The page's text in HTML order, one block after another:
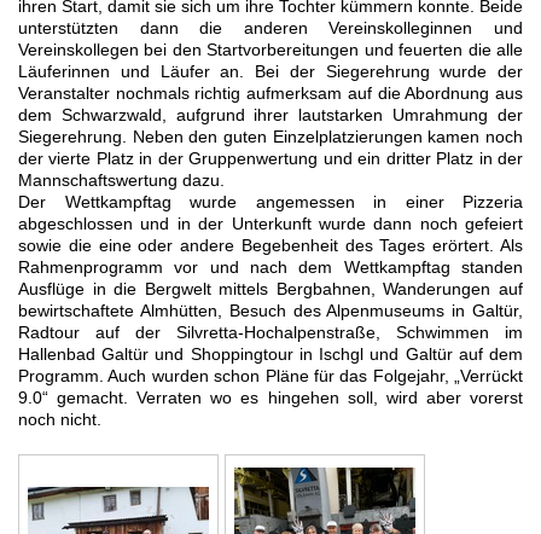
ihren Start, damit sie sich um ihre Tochter kümmern konnte. Beide
unterstützten dann die anderen Vereinskolleginnen und
Vereinskollegen bei den Startvorbereitungen und feuerten die alle
Läuferinnen und Läufer an. Bei der Siegerehrung wurde der
Veranstalter nochmals richtig aufmerksam auf die Abordnung aus
dem Schwarzwald, aufgrund ihrer lautstarken Umrahmung der
Siegerehrung. Neben den guten Einzelplatzierungen kamen noch
der vierte Platz in der Gruppenwertung und ein dritter Platz in der
Mannschaftswertung dazu.
Der Wettkampftag wurde angemessen in einer Pizzeria
abgeschlossen und in der Unterkunft wurde dann noch gefeiert
sowie die eine oder andere Begebenheit des Tages erörtert. Als
Rahmenprogramm vor und nach dem Wettkampftag standen
Ausflüge in die Bergwelt mittels Bergbahnen, Wanderungen auf
bewirtschaftete Almhütten, Besuch des Alpenmuseums in Galtür,
Radtour auf der Silvretta-Hochalpenstraße, Schwimmen im
Hallenbad Galtür und Shoppingtour in Ischgl und Galtür auf dem
Programm. Auch wurden schon Pläne für das Folgejahr, „Verrückt
9.0“ gemacht. Verraten wo es hingehen soll, wird aber vorerst
noch nicht.